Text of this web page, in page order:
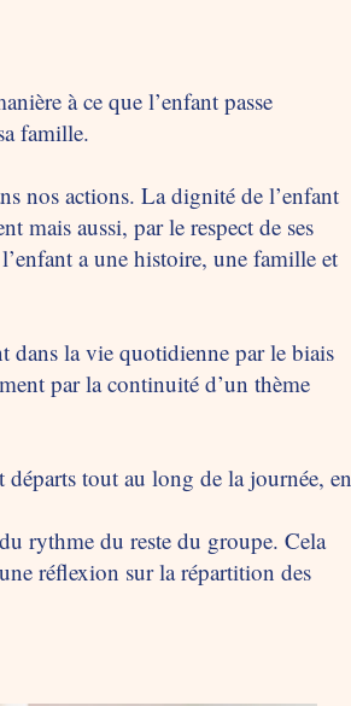
à ce que l’enfant passe
famille.
nos actions. La dignité de l’enfant
mais aussi, par le respect de ses
a une histoire, une famille et
dans la vie quotidienne par le biais
par la continuité d’un thème
tout au long de la journée, en
rythme du reste du groupe. Cela
réflexion sur la répartition des